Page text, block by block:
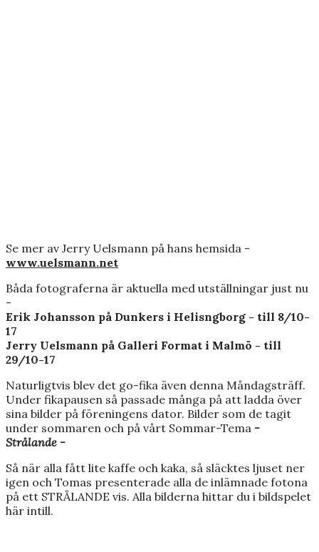
Se mer av Jerry Uelsmann på hans hemsida -
www.uelsmann.net
Båda fotograferna är aktuella med utställningar just nu
-
Erik Johansson på Dunkers i Helisngborg - till 8/10-
17
Jerry Uelsmann på Galleri Format i Malmö - till
29/10-17
Naturligtvis blev det go-fika även denna Måndagsträff.
Under fikapausen så passade många på att ladda över
sina bilder på föreningens dator. Bilder som de tagit
under sommaren och på vårt Sommar-Tema -
Strålande -
Så när alla fått lite kaffe och kaka, så släcktes ljuset ner
igen och Tomas presenterade alla de inlämnade fotona
på ett STRÅLANDE vis. Alla bilderna hittar du i bildspelet
här intill.